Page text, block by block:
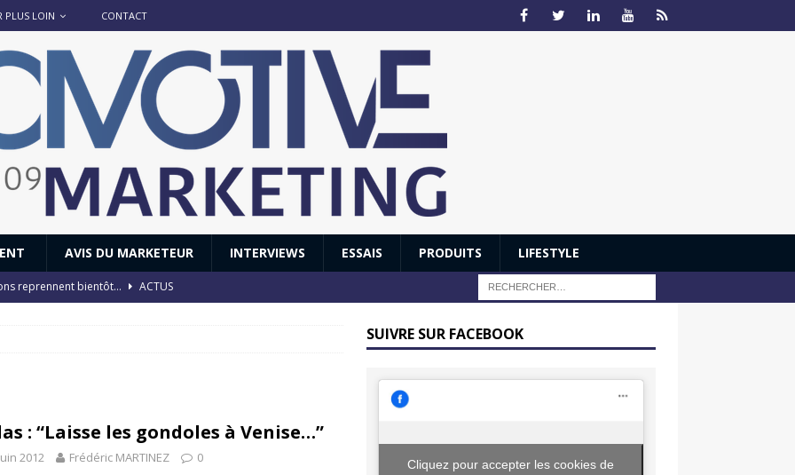
PLUS LOIN CONTACT
AVIS DU MARKETEUR INTERVIEWS ESSAIS PRODUITS LIFESTYLE
reprennent bientôt…
ACTUS
Honda dévoile un spot publicitaire… confiné! ACTUS
: “Laisse les gondoles à Venise…”
2012 Frédéric MARTINEZ 0
SUIVRE SUR FACEBOOK
Cliquez pour accepter les cookies de